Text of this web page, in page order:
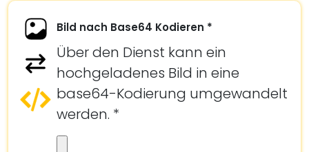
Bild nach Base64 Kodieren *
Über den Dienst kann ein
hochgeladenes Bild in eine
base64-Kodierung umgewandelt
werden. *